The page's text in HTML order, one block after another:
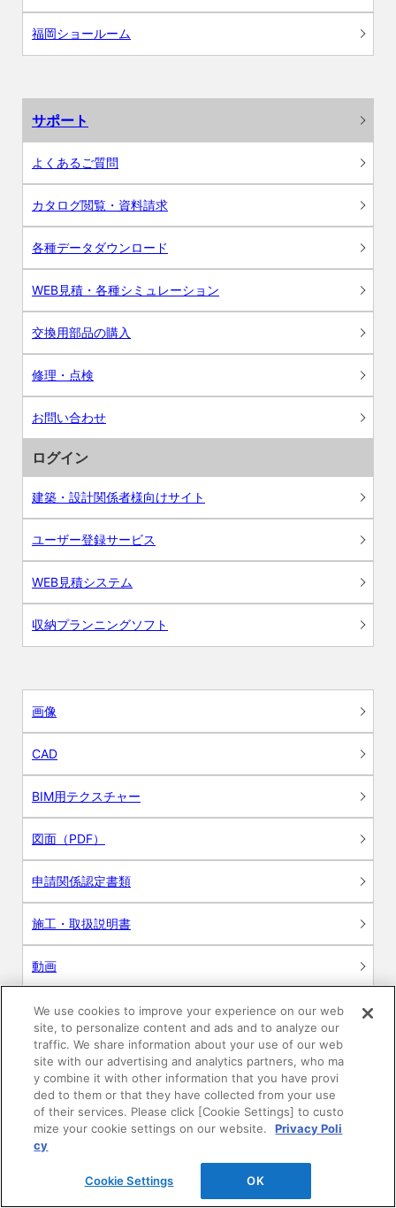
福岡ショールーム
サポート
よくあるご質問
カタログ閲覧・資料請求
各種データダウンロード
WEB見積・各種シミュレーション
交換用部品の購入
修理・点検
お問い合わせ
ログイン
建築・設計関係者様向けサイト
ユーザー登録サービス
WEB見積システム
収納プランニングソフト
画像
CAD
BIM用テクスチャー
図面（PDF）
申請関係認定書類
施工・取扱説明書
動画
シミュレーションツール
24時間換気システム〈エアスマート〉
簡易設計見積ソフト
R&Dセンター環境測定・分析サービス
商品マスター申し込み
We use cookies to improve your experience on our web
site, to personalize content and ads and to analyze our
traffic. We share information about your use of our web
site with our advertising and analytics partners, who ma
y combine it with other information that you have provi
ded to them or that they have collected from your use
of their services. Please click [Cookie Settings] to custo
mize your cookie settings on our website.
Privacy Poli
cy
Cookie Settings OK